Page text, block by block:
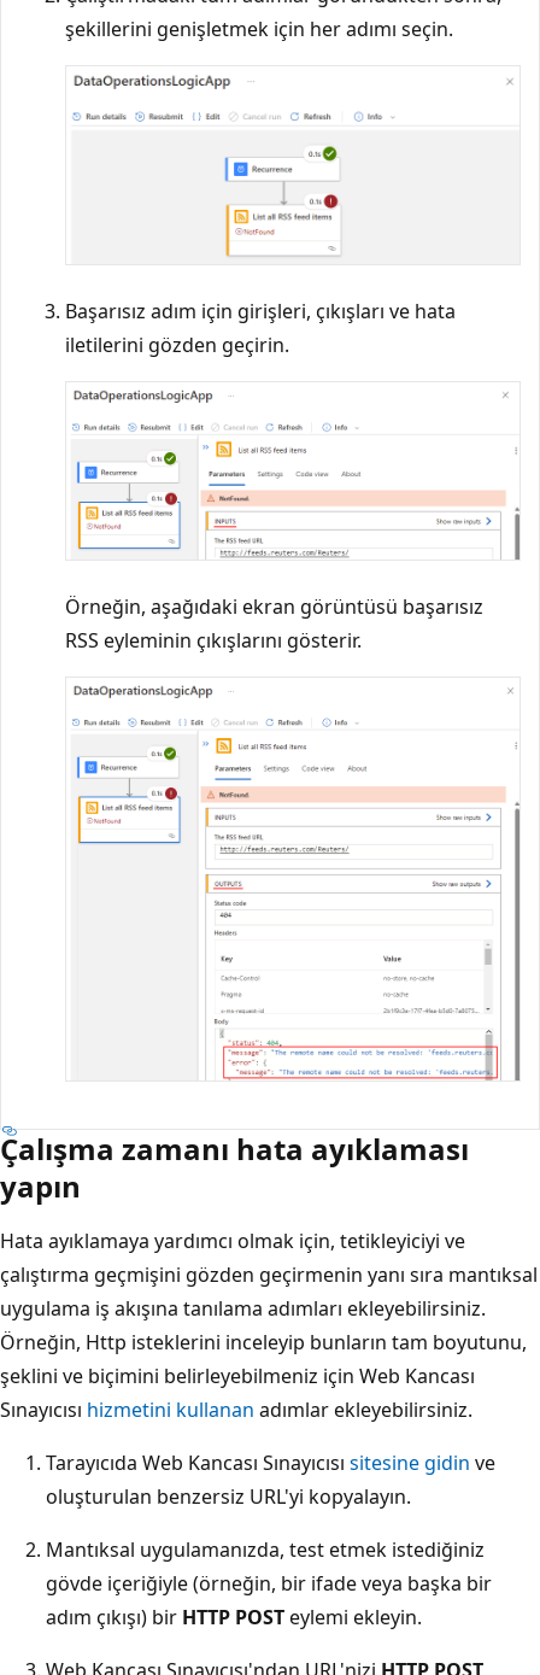
şekillerini genişletmek için her adımı seçin.
Başarısız adım için girişleri, çıkışları ve hata
iletilerini gözden geçirin.
Örneğin, aşağıdaki ekran görüntüsü başarısız
RSS eyleminin çıkışlarını gösterir.
Çalışma zamanı hata ayıklaması
yapın
Hata ayıklamaya yardımcı olmak için, tetikleyiciyi ve
çalıştırma geçmişini gözden geçirmenin yanı sıra mantıksal
uygulama iş akışına tanılama adımları ekleyebilirsiniz.
Örneğin, Http isteklerini inceleyip bunların tam boyutunu,
şeklini ve biçimini belirleyebilmeniz için Web Kancası
Sınayıcısı hizmetini kullanan adımlar ekleyebilirsiniz.
Tarayıcıda Web Kancası Sınayıcısı sitesine gidin ve
oluşturulan benzersiz URL'yi kopyalayın.
Mantıksal uygulamanızda, test etmek istediğiniz
gövde içeriğiyle (örneğin, bir ifade veya başka bir
adım çıkışı) bir HTTP POSTeylemi ekleyin.